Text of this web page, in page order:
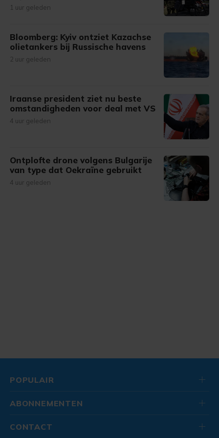
1 uur geleden
Bloomberg: Kyiv ontziet Kazachse
olietankers bij Russische havens
2 uur geleden
Iraanse president ziet nu beste
omstandigheden voor deal met VS
4 uur geleden
Ontplofte drone volgens Bulgarije
van type dat Oekraïne gebruikt
4 uur geleden
POPULAIR
ABONNEMENTEN
CONTACT